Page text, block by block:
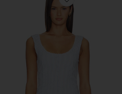
Favorite TOP トップ